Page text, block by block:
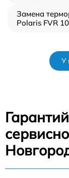
Замена
Polaris FVR
У